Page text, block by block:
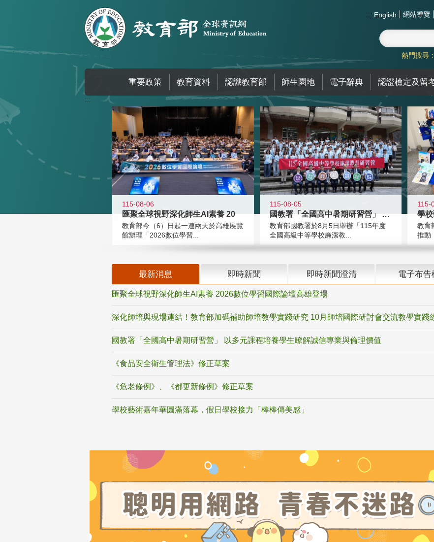
::: English 網站導覽
熱門搜尋：
重要政策 教育資料 認識教育部 師生園地 電子辭典 認證檢定及留
:::
115-08-06
匯聚全球視野深化師生AI素養 20
教育部今（6）日起一連兩天於高雄展覽
館辦理「2026數位學習...
115-08-05
國教署「全國高中暑期研習營」 以多
教育部國教署於8月5日舉辦「115年度
全國高級中等學校廉潔教...
115-
教育
推動
最新消息 即時新聞 即時新聞澄清 電子布告
匯聚全球視野深化師生AI素養 2026數位學習國際論壇高雄登場
深化師培與現場連結！教育部加碼補助師培教學實踐研究 10月師培國際研討會交流教學實踐
國教署「全國高中暑期研習營」 以多元課程培養學生瞭解誠信專業與倫理價值
《食品安全衛生管理法》修正草案
《危老條例》、《都更新條例》修正草案
學校藝術嘉年華圓滿落幕，假日學校接力「棒棒傳美感」